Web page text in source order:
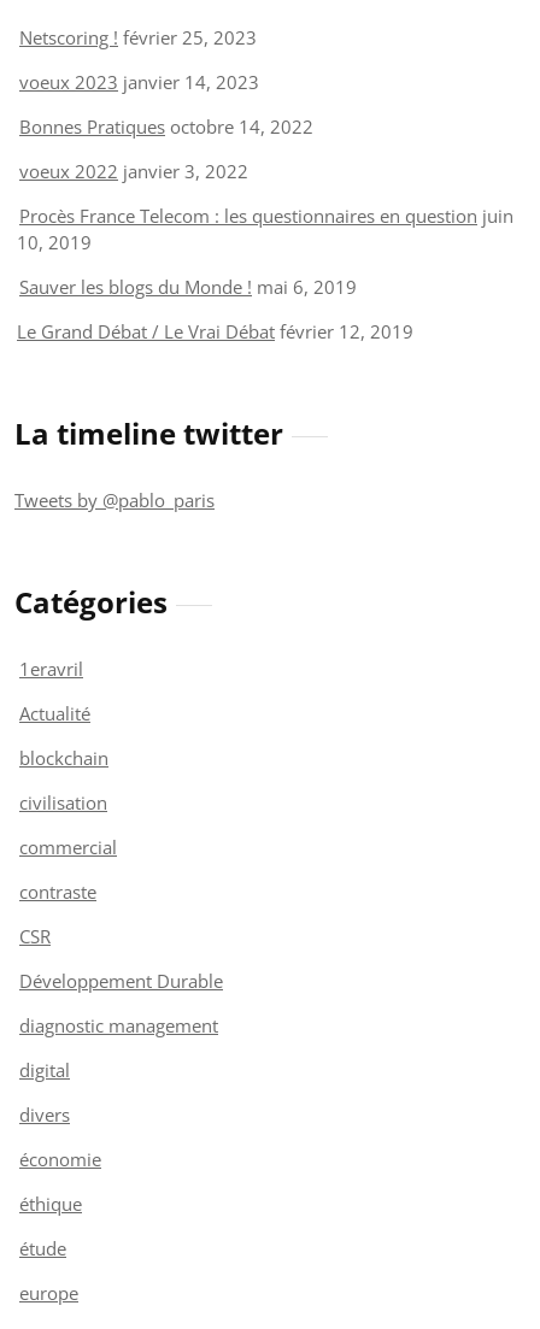
Netscoring ! février 25, 2023
voeux 2023 janvier 14, 2023
Bonnes Pratiques octobre 14, 2022
voeux 2022 janvier 3, 2022
Procès France Telecom : les questionnaires en question juin
10, 2019
Sauver les blogs du Monde ! mai 6, 2019
Le Grand Débat / Le Vrai Débat février 12, 2019
La timeline twitter
Tweets by @pablo_paris
Catégories
1eravril
Actualité
blockchain
civilisation
commercial
contraste
CSR
Développement Durable
diagnostic management
digital
divers
économie
éthique
étude
europe